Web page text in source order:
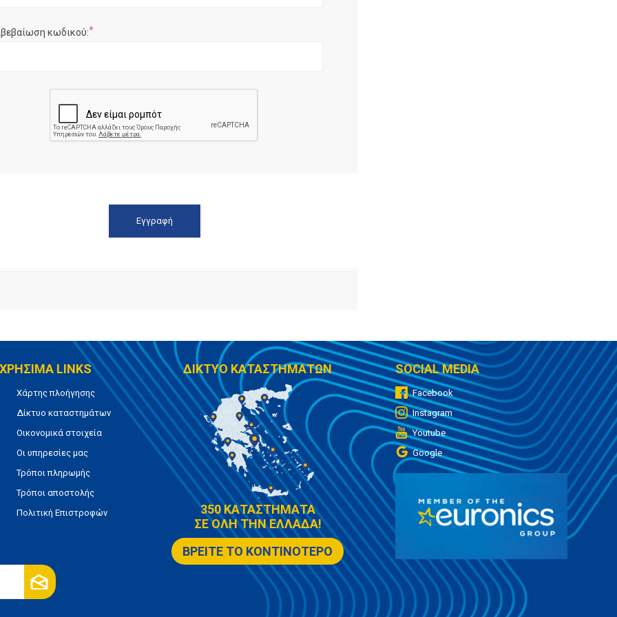
κωδικού:*
ΧΡΗΣΙΜΑ LINKS
Χάρτης πλοήγησης
Δίκτυο καταστημάτων
Οικονομικά στοιχεία
Οι υπηρεσίες μας
Τρόποι πληρωμής
Τρόποι αποστολής
Πολιτική Επιστροφών
ΔΙΚΤΥΟ ΚΑΤΑΣΤΗΜΑΤΩΝ
350 ΚΑΤΑΣΤΗΜΑΤΑ
ΣΕ ΟΛΗ ΤΗΝ ΕΛΛΑΔΑ!
ΒΡΕΙΤΕ ΤΟ ΚΟΝΤΙΝΟΤΕΡΟ
SOCIAL MEDIA
Facebook
Instagram
Youtube
Google